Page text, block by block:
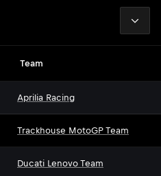
Team
Aprilia Racing
Trackhouse MotoGP Team
Ducati Lenovo Team